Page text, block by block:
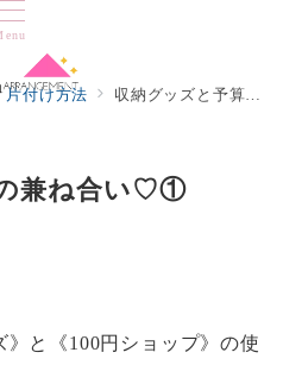
片付け方法 収納グッズと予算の兼ね合い♡①
兼ね合い♡①
と《100円ショップ》の使